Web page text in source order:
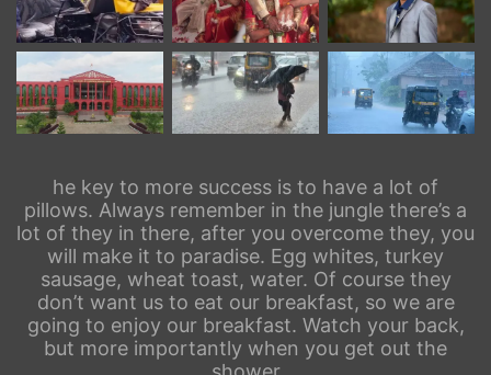
he key to more success is to have a lot of
pillows. Always remember in the jungle there’s a
lot of they in there, after you overcome they, you
will make it to paradise. Egg whites, turkey
sausage, wheat toast, water. Of course they
don’t want us to eat our breakfast, so we are
going to enjoy our breakfast. Watch your back,
but more importantly when you get out the